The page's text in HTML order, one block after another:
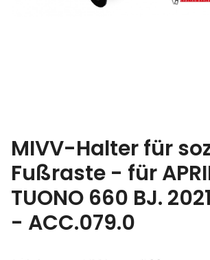
MIVV-Halter für
Fußraste - für
TUONO 660 BJ.
- ACC.079.0